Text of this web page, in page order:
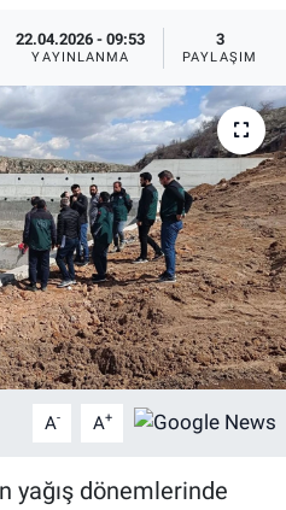
22.04.2026 - 09:53
YAYINLANMA
3
PAYLAŞIM
A- A+
yağış dönemlerinde